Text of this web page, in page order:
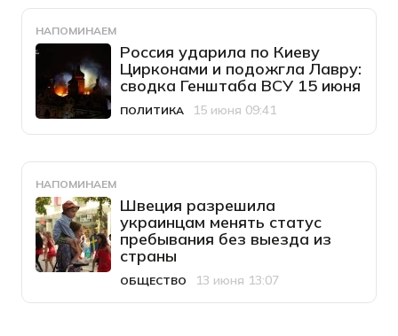
НАПОМИНАЕМ
Россия ударила по Киеву
Цирконами и подожгла Лавру:
сводка Генштаба ВСУ 15 июня
Категория
ПОЛИТИКА
Дата публикации
15 июня 09:41
НАПОМИНАЕМ
Швеция разрешила
украинцам менять статус
пребывания без выезда из
страны
Категория
ОБЩЕСТВО
Дата публикации
13 июня 13:07